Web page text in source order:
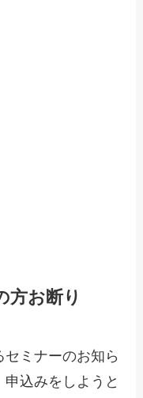
方お断り
ミナーのお知ら
込みをしようと